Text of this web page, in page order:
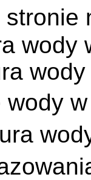
wody